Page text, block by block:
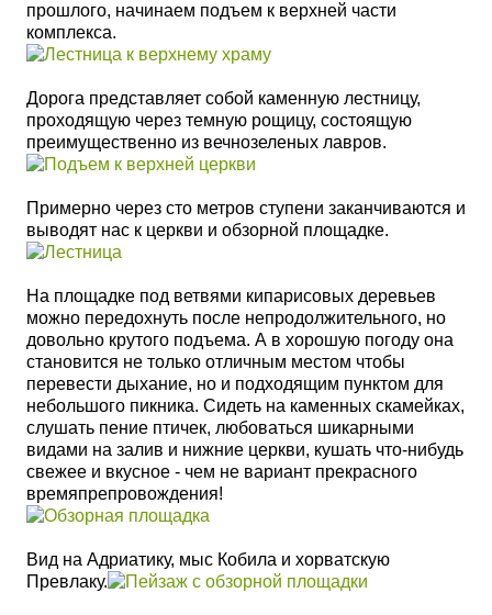
прошлого, начинаем подъем к верхней части
комплекса.
Дорога представляет собой каменную лестницу,
проходящую через темную рощицу, состоящую
преимущественно из вечнозеленых лавров.
Примерно через сто метров ступени заканчиваются и
выводят нас к церкви и обзорной площадке.
На площадке под ветвями кипарисовых деревьев
можно передохнуть после непродолжительного, но
довольно крутого подъема. А в хорошую погоду она
становится не только отличным местом чтобы
перевести дыхание, но и подходящим пунктом для
небольшого пикника. Сидеть на каменных скамейках,
слушать пение птичек, любоваться шикарными
видами на залив и нижние церкви, кушать что-нибудь
свежее и вкусное - чем не вариант прекрасного
времяпрепровождения!
Вид на Адриатику, мыс Кобила и хорватскую
Превлаку.